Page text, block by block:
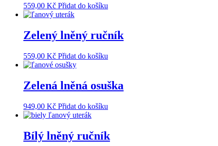
559,00 Kč Přidat do košíku
Zelený lněný ručník
559,00 Kč Přidat do košíku
Zelená lněná osuška
949,00 Kč Přidat do košíku
Bílý lněný ručník